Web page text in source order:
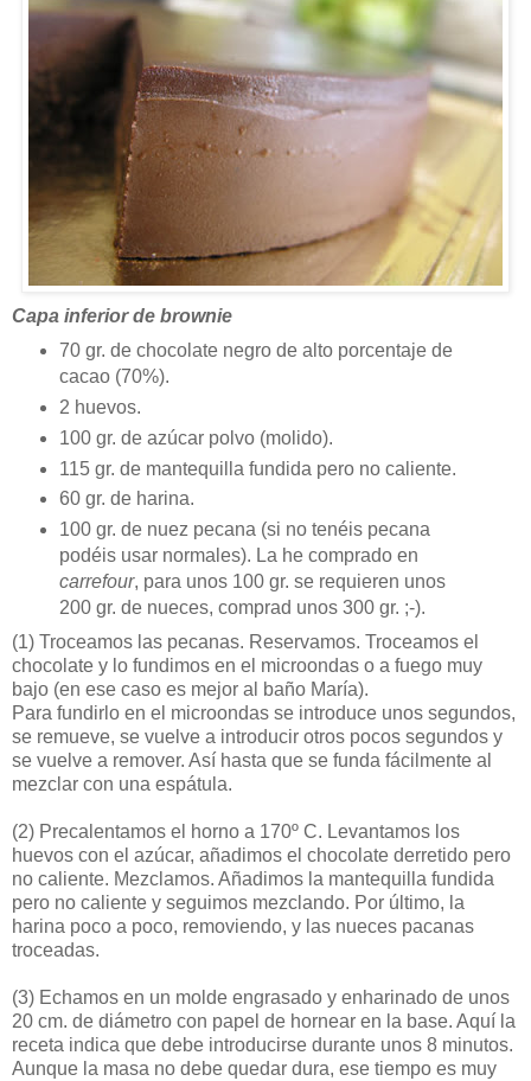
Capa inferior de brownie
70 gr. de chocolate negro de alto porcentaje de
cacao (70%).
2 huevos.
100 gr. de azúcar polvo (molido).
115 gr. de mantequilla fundida pero no caliente.
60 gr. de harina.
100 gr. de nuez pecana (si no tenéis pecana
podéis usar normales). La he comprado en
carrefour, para unos 100 gr. se requieren unos
200 gr. de nueces, comprad unos 300 gr. ;-).
(1) Troceamos las pecanas. Reservamos. Troceamos el
chocolate y lo fundimos en el microondas o a fuego muy
bajo (en ese caso es mejor al baño María).
Para fundirlo en el microondas se introduce unos segundos,
se remueve, se vuelve a introducir otros pocos segundos y
se vuelve a remover. Así hasta que se funda fácilmente al
mezclar con una espátula.
(2) Precalentamos el horno a 170º C. Levantamos los
huevos con el azúcar, añadimos el chocolate derretido pero
no caliente. Mezclamos. Añadimos la mantequilla fundida
pero no caliente y seguimos mezclando. Por último, la
harina poco a poco, removiendo, y las nueces pacanas
troceadas.
(3) Echamos en un molde engrasado y enharinado de unos
20 cm. de diámetro con papel de hornear en la base. Aquí la
receta indica que debe introducirse durante unos 8 minutos.
Aunque la masa no debe quedar dura, ese tiempo es muy